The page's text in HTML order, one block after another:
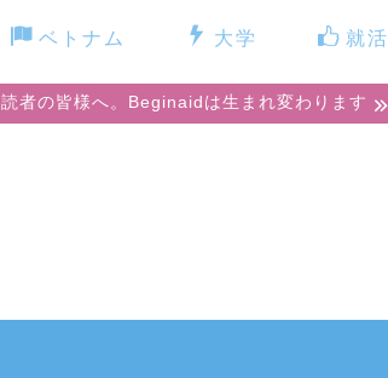
ベトナム 大学 就活
読者の皆様へ。Beginaidは生まれ変わります